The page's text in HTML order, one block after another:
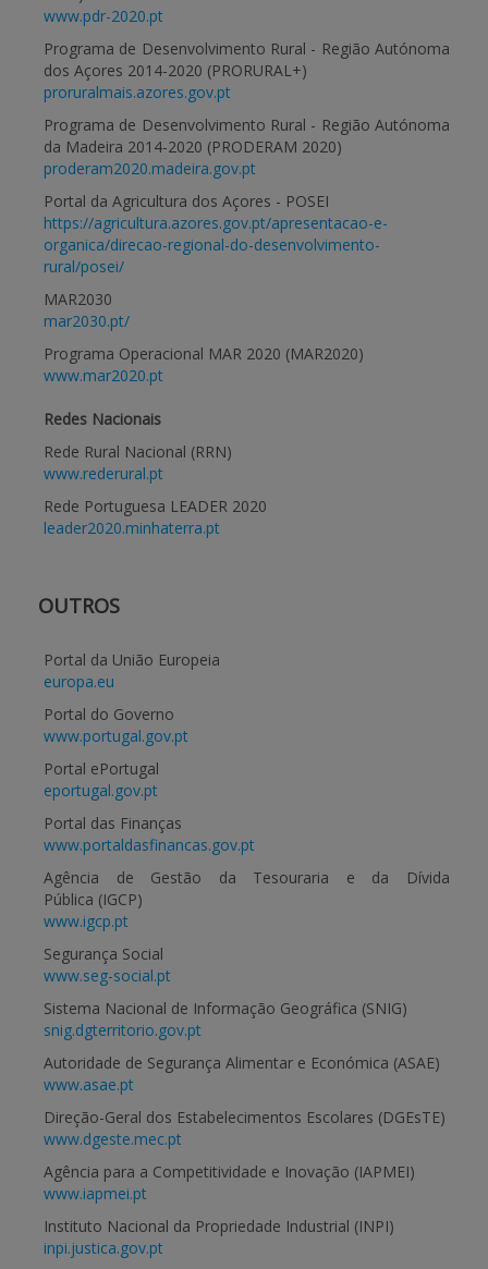
www.pdr-2020.pt
Programa de Desenvolvimento Rural - Região Autónoma
dos Açores 2014-2020 (PRORURAL+)
proruralmais.azores.gov.pt
Programa de Desenvolvimento Rural - Região Autónoma
da Madeira 2014-2020 (PRODERAM 2020)
proderam2020.madeira.gov.pt
Portal da Agricultura dos Açores - POSEI
https://agricultura.azores.gov.pt/apresentacao-e-
organica/direcao-regional-do-desenvolvimento-
rural/posei/
MAR2030
mar2030.pt/
Programa Operacional MAR 2020 (MAR2020)
www.mar2020.pt
Redes Nacionais
Rede Rural Nacional (RRN)
www.rederural.pt
Rede Portuguesa LEADER 2020
leader2020.minhaterra.pt
OUTROS
Portal da União Europeia
europa.eu
Portal do Governo
www.portugal.gov.pt
Portal ePortugal
eportugal.gov.pt
Portal das Finanças
www.portaldasfinancas.gov.pt
Agência de Gestão da Tesouraria e da Dívida
Pública (IGCP)
www.igcp.pt
Segurança Social
www.seg-social.pt
Sistema Nacional de Informação Geográfica (SNIG)
snig.dgterritorio.gov.pt
Autoridade de Segurança Alimentar e Económica (ASAE)
www.asae.pt
Direção-Geral dos Estabelecimentos Escolares (DGEsTE)
www.dgeste.mec.pt
Agência para a Competitividade e Inovação (IAPMEI)
www.iapmei.pt
Instituto Nacional da Propriedade Industrial (INPI)
inpi.justica.gov.pt